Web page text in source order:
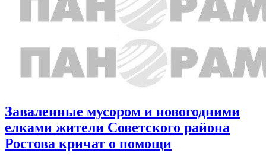
Заваленные мусором и новогодними
елками жители Советского района
Ростова кричат о помощи